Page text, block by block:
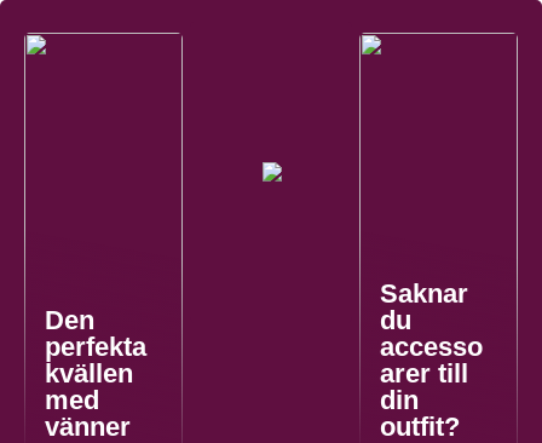
Den
perfekta
kvällen
med
vänner
Saknar
du
accesso
arer till
din
outfit?